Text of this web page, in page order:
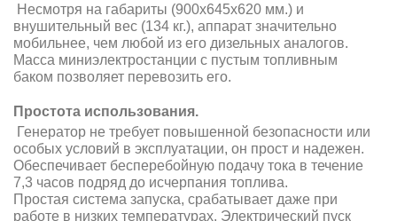
Несмотря на габариты (900x645x620 мм.) и
внушительный вес (134 кг.), аппарат значительно
мобильнее, чем любой из его дизельных аналогов.
Масса миниэлектростанции с пустым топливным
баком позволяет перевозить его.
Простота использования.
Генератор не требует повышенной безопасности или
особых условий в эксплуатации, он прост и надежен.
Обеспечивает бесперебойную подачу тока в течение
7,3 часов подряд до исчерпания топлива.
Простая система запуска, срабатывает даже при
работе в низких температурах. Электрический пуск